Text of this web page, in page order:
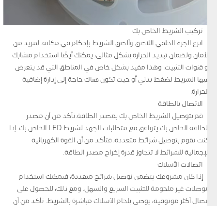
تركيب الشريط الخاص بك
انزع الجزء الخلفي اللاصق وألصق الشريط بإحكام في مكانه. لمزيد من
الأمان ولضمان تبديد الحرارة بشكل مثالي، يمكنك أيضًا استخدام مشابك
أو قنوات التثبيت. وهذا مفيد بشكل خاص في المناطق التي قد يتعرض
فيها الشريط لضغط بدني أو حيث تكون هناك حاجة إلى إدارة إضافية
للحرارة.
الاتصال بالطاقة
قم بتوصيل الشريط الخاص بك بمصدر الطاقة.تأكد من أن مصدر
الطاقة الخاص بك يتوافق مع متطلبات الجهد لشريط LED الخاص بك. إذا
كنت تقوم بتوصيل شرائط متعددة، فتأكد من أن القوة الكهربائية
الإجمالية للشرائط لا تتجاوز قدرة إخراج مصدر الطاقة.
اتصالات الأسلاك
إذا كان مشروعك يتضمن توصيل شرائح متعددة، فيمكنك استخدام
موصلات غير ملحومة للتثبيت السريع والسهل. ومع ذلك، للحصول على
اتصال أكثر موثوقية، يوصى بلحام الأسلاك مباشرة بالشريط. تأكد من أن